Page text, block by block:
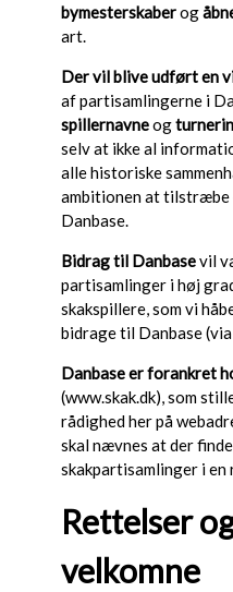
bymesterskaberog
art.
Der vil blive udført en
af partisamlingerne i
spillernavneog
selv at ikke al
alle historiske
ambitionen at
Danbase.
Bidrag til Danbasevil
partisamlinger i høj
skakspillere, som vi
bidrage til Danbase
Danbase er forankret
(www.skak.dk), som
rådighed her på
skal nævnes at der
skakpartisamlinger i en
Rettelser
velkomne